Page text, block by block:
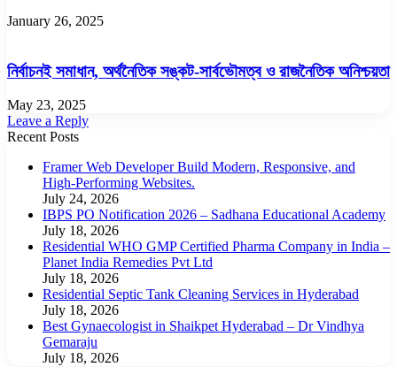
January 26, 2025
নির্বাচনই সমাধান, অর্থনৈতিক সঙ্কট-সার্বভৌমত্ব ও রাজনৈতিক অনিশ্চয়তা
May 23, 2025
Leave a Reply
Recent Posts
Framer Web Developer Build Modern, Responsive, and
High-Performing Websites.
July 24, 2026
IBPS PO Notification 2026 – Sadhana Educational Academy
July 18, 2026
Residential WHO GMP Certified Pharma Company in India –
Planet India Remedies Pvt Ltd
July 18, 2026
Residential Septic Tank Cleaning Services in Hyderabad
July 18, 2026
Best Gynaecologist in Shaikpet Hyderabad – Dr Vindhya
Gemaraju
July 18, 2026